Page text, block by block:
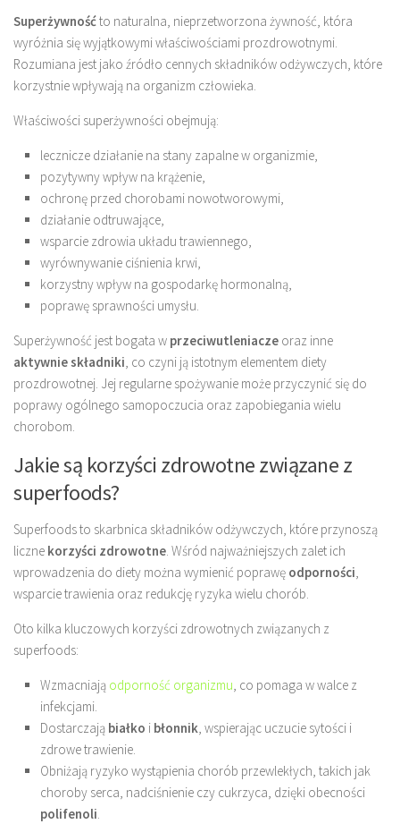
Superżywnośćto naturalna, nieprzetworzona żywność, która
wyróżnia się wyjątkowymi właściwościami prozdrowotnymi.
Rozumiana jest jako źródło cennych składników odżywczych, które
korzystnie wpływają na organizm człowieka.
Właściwości superżywności obejmują:
lecznicze działanie na stany zapalne w organizmie,
pozytywny wpływ na krążenie,
ochronę przed chorobami nowotworowymi,
działanie odtruwające,
wsparcie zdrowia układu trawiennego,
wyrównywanie ciśnienia krwi,
korzystny wpływ na gospodarkę hormonalną,
poprawę sprawności umysłu.
Superżywność jest bogata w przeciwutleniacze oraz inne
aktywnie składniki, co czyni ją istotnym elementem diety
prozdrowotnej. Jej regularne spożywanie może przyczynić się do
poprawy ogólnego samopoczucia oraz zapobiegania wielu
chorobom.
Jakie są korzyści zdrowotne związane z
superfoods?
Superfoods to skarbnica składników odżywczych, które przynoszą
liczne korzyści zdrowotne. Wśród najważniejszych zalet ich
wprowadzenia do diety można wymienić poprawę odporności,
wsparcie trawienia oraz redukcję ryzyka wielu chorób.
Oto kilka kluczowych korzyści zdrowotnych związanych z
superfoods:
Wzmacniają odporność organizmu, co pomaga w walce z
infekcjami.
Dostarczają białko i błonnik, wspierając uczucie sytości i
zdrowe trawienie.
Obniżają ryzyko wystąpienia chorób przewlekłych, takich jak
choroby serca, nadciśnienie czy cukrzyca, dzięki obecności
polifenoli.